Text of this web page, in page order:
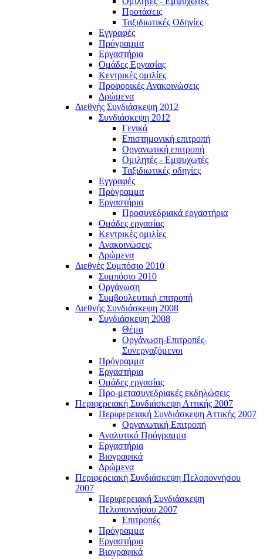
Προτάσεις
Ταξιδιωτικές Οδηγίες
Εγγραφές
Πρόγραμμα
Εργαστήρια
Ομάδες Εργασίας
Κεντρικές ομιλίες
Προφορικές Ανακοινώσεις
Δρώμενα
Διεθνής Συνδιάσκεψη 2012
Συνδιάσκεψη 2012
Γενικά
Επιστημονική επιτροπή
Οργανωτική επιτροπή
Ομιλητές - Εμψυχωτές
Ταξιδιωτικές οδηγίες
Εγγραφές
Πρόγραμμα
Εργαστήρια
Προσυνεδριακά εργαστήρια
Ομάδες εργασίας
Κεντρικές ομιλίες
Ανακοινώσεις
Δρώμενα
Διεθνές Συμπόσιο 2010
Συμπόσιο 2010
Οργάνωση
Συμβουλευτική επιτροπή
Διεθνής Συνδιάσκεψη 2008
Συνδιάσκεψη 2008
Θέμα
Οργάνωση-Επιτροπές-
Συνεργαζόμενοι
Πρόγραμμα
Εργαστήρια
Ομάδες εργασίας
Προ-μετασυνεδριακές εκδηλώσεις
Περιφερειακή Συνδιάσκεψη Αττικής 2007
Περιφερειακή Συνδιάσκεψη Αττικής 2007
Οργανωτική Επιτροπή
Αναλυτικό Πρόγραμμα
Εργαστήρια
Βιογραφικά
Δρώμενα
Περιφερειακή Συνδιάσκεψη Πελοποννήσου
2007
Περιφερειακή Συνδιάσκεψη
Πελοποννήσου 2007
Επιτροπές
Πρόγραμμα
Εργαστήρια
Βιογραφικά